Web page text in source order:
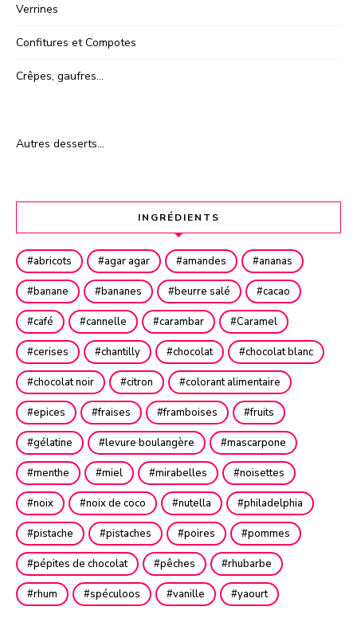
Verrines
Confitures et Compotes
Crêpes, gaufres…
Autres desserts…
INGRÉDIENTS
abricots agar agar amandes ananas
banane bananes beurre salé cacao
café cannelle carambar Caramel
cerises chantilly chocolat chocolat blanc
chocolat noir citron colorant alimentaire
epices fraises framboises fruits
gélatine levure boulangère mascarpone
menthe miel mirabelles noisettes
noix noix de coco nutella philadelphia
pistache pistaches poires pommes
pépites de chocolat pêches rhubarbe
rhum spéculoos vanille yaourt